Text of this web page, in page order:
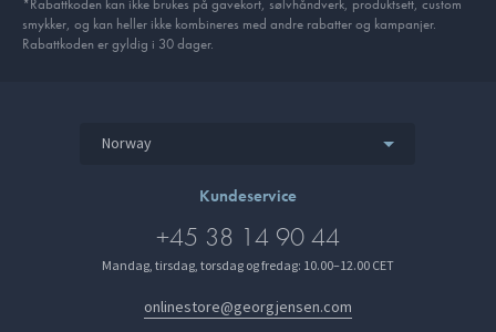
*Rabattkoden kan ikke brukes på gavekort, sølvhåndverk, produkt­sett, custom
smykker, og kan heller ikke kombineres med andre rabatter og kampanjer.
Rabattkoden er gyldig i 30 dager.
Norway
Kundeservice
+45 38 14 90 44
Mandag, tirsdag, torsdag og fredag: 10.00–12.00 CET
onlinestore@georgjensen.com